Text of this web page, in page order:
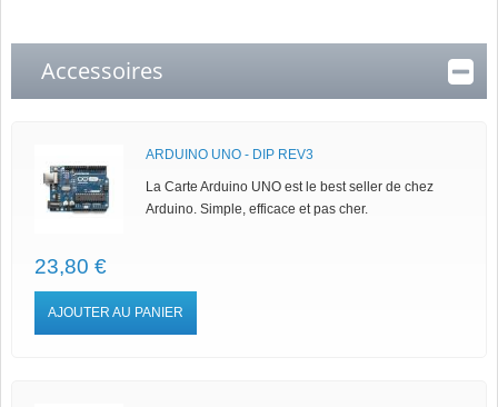
Accessoires
ARDUINO UNO - DIP REV3
La Carte Arduino UNO est le best seller de chez
Arduino. Simple, efficace et pas cher.
23,80 €
AJOUTER AU PANIER